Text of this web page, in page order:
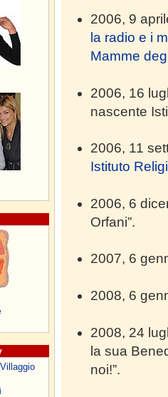
2006, 9
la radio e i
Mamme
2006, 16
nascente
2006, 11
Istituto
2006, 6
Orfani”.
2007, 6
2008, 6
2008, 24
la sua
noi!”.